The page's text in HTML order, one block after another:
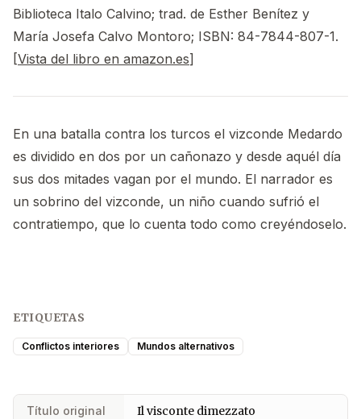
Biblioteca Italo Calvino; trad. de Esther Benítez y
María Josefa Calvo Montoro; ISBN: 84-7844-807-1.
[Vista del libro en amazon.es]
En una batalla contra los turcos el vizconde Medardo
es dividido en dos por un cañonazo y desde aquél día
sus dos mitades vagan por el mundo. El narrador es
un sobrino del vizconde, un niño cuando sufrió el
contratiempo, que lo cuenta todo como creyéndoselo.
ETIQUETAS
Conflictos interiores Mundos alternativos
Título original Il visconte dimezzato